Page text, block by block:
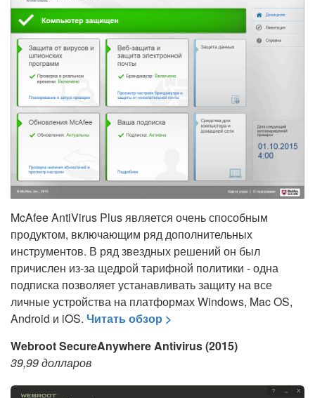
McAfee AntiVirus Plus является очень способным
продуктом, включающим ряд дополнительных
инструментов. В ряд звездных решений он был
причислен из-за щедрой тарифной политики - одна
подписка позволяет устанавливать защиту на все
личные устройства на платформах Windows, Mac OS,
Android и iOS. Читать обзор >
Webroot SecureAnywhere Antivirus (2015)
39,99 долларов